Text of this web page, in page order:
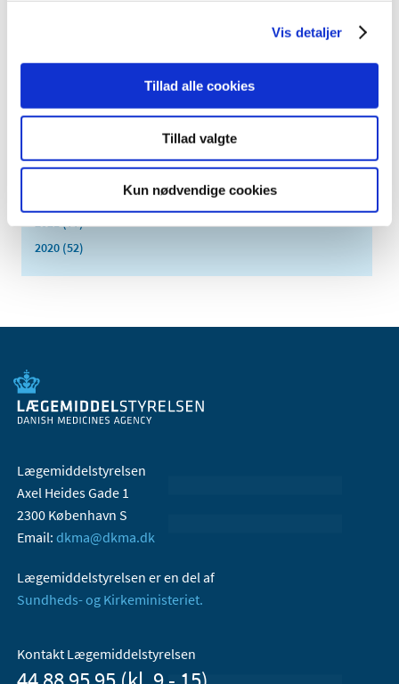
Vis detaljer
Tillad alle cookies
Tillad valgte
Kun nødvendige cookies
2023 (55)
2021 (77)
2020 (52)
Lægemiddelstyrelsen
Axel Heides Gade 1
2300 København S
Email: dkma@dkma.dk
Lægemiddelstyrelsen er en del af
Sundheds- og Kirkeministeriet.
Kontakt Lægemiddelstyrelsen